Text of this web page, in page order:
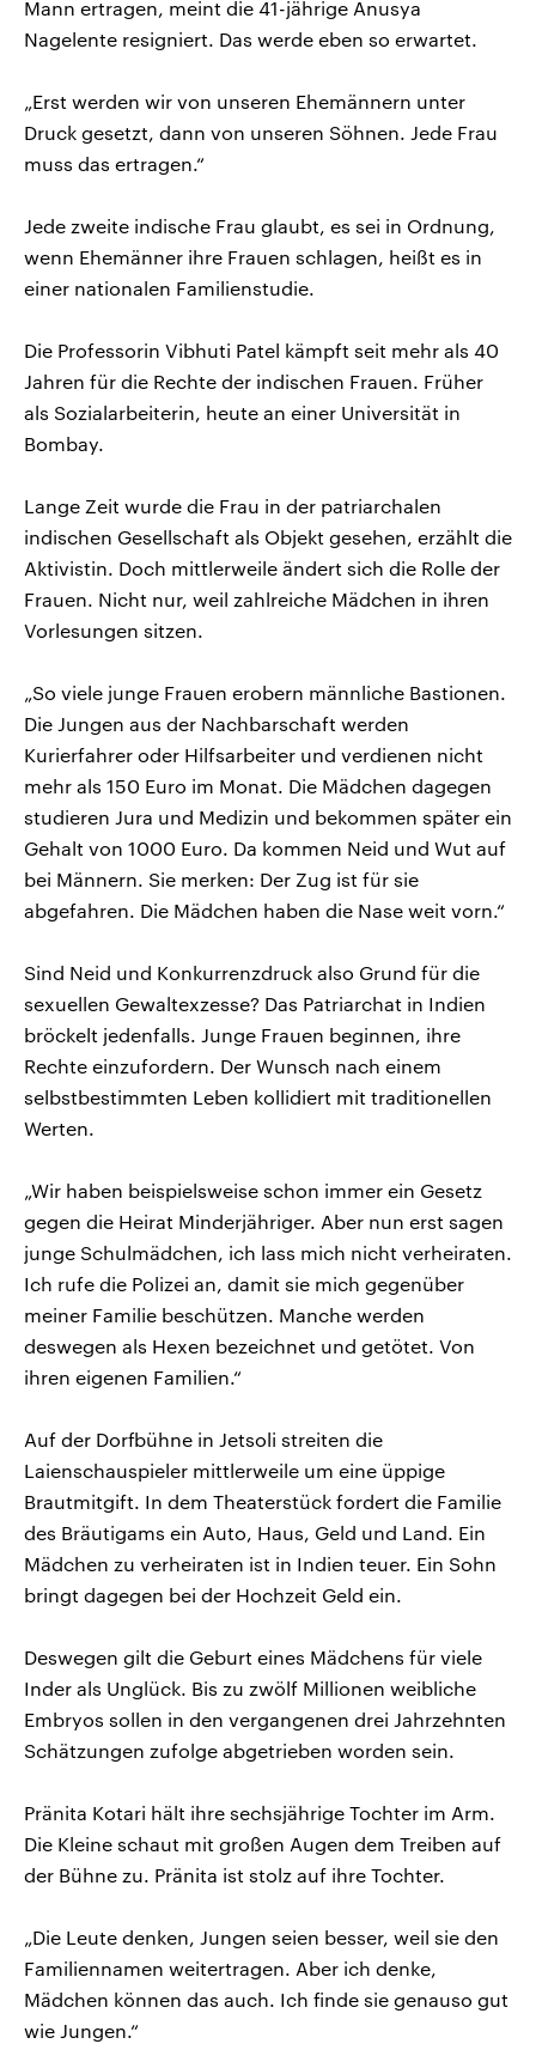
Mann ertragen, meint die 41-jährige Anusya
Nagelente resigniert. Das werde eben so erwartet.
„Erst werden wir von unseren Ehemännern unter
Druck gesetzt, dann von unseren Söhnen. Jede Frau
muss das ertragen.“
Jede zweite indische Frau glaubt, es sei in Ordnung,
wenn Ehemänner ihre Frauen schlagen, heißt es in
einer nationalen Familienstudie.
Die Professorin Vibhuti Patel kämpft seit mehr als 40
Jahren für die Rechte der indischen Frauen. Früher
als Sozialarbeiterin, heute an einer Universität in
Bombay.
Lange Zeit wurde die Frau in der patriarchalen
indischen Gesellschaft als Objekt gesehen, erzählt die
Aktivistin. Doch mittlerweile ändert sich die Rolle der
Frauen. Nicht nur, weil zahlreiche Mädchen in ihren
Vorlesungen sitzen.
„So viele junge Frauen erobern männliche Bastionen.
Die Jungen aus der Nachbarschaft werden
Kurierfahrer oder Hilfsarbeiter und verdienen nicht
mehr als 150 Euro im Monat. Die Mädchen dagegen
studieren Jura und Medizin und bekommen später ein
Gehalt von 1000 Euro. Da kommen Neid und Wut auf
bei Männern. Sie merken: Der Zug ist für sie
abgefahren. Die Mädchen haben die Nase weit vorn.“
Sind Neid und Konkurrenzdruck also Grund für die
sexuellen Gewaltexzesse? Das Patriarchat in Indien
bröckelt jedenfalls. Junge Frauen beginnen, ihre
Rechte einzufordern. Der Wunsch nach einem
selbstbestimmten Leben kollidiert mit traditionellen
Werten.
„Wir haben beispielsweise schon immer ein Gesetz
gegen die Heirat Minderjähriger. Aber nun erst sagen
junge Schulmädchen, ich lass mich nicht verheiraten.
Ich rufe die Polizei an, damit sie mich gegenüber
meiner Familie beschützen. Manche werden
deswegen als Hexen bezeichnet und getötet. Von
ihren eigenen Familien.“
Auf der Dorfbühne in Jetsoli streiten die
Laienschauspieler mittlerweile um eine üppige
Brautmitgift. In dem Theaterstück fordert die Familie
des Bräutigams ein Auto, Haus, Geld und Land. Ein
Mädchen zu verheiraten ist in Indien teuer. Ein Sohn
bringt dagegen bei der Hochzeit Geld ein.
Deswegen gilt die Geburt eines Mädchens für viele
Inder als Unglück. Bis zu zwölf Millionen weibliche
Embryos sollen in den vergangenen drei Jahrzehnten
Schätzungen zufolge abgetrieben worden sein.
Pränita Kotari hält ihre sechsjährige Tochter im Arm.
Die Kleine schaut mit großen Augen dem Treiben auf
der Bühne zu. Pränita ist stolz auf ihre Tochter.
„Die Leute denken, Jungen seien besser, weil sie den
Familiennamen weitertragen. Aber ich denke,
Mädchen können das auch. Ich finde sie genauso gut
wie Jungen.“